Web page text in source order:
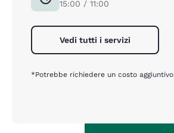
15:00 / 11:00
Vedi tutti i servizi
*Potrebbe richiedere un costo aggiuntivo